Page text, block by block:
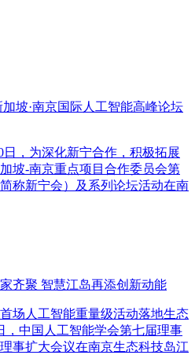
坡·南京国际人工智能高峰论坛
日，为深化新宁合作，积极拓展
坡-南京重点项目合作委员会第
称新宁会）及系列论坛活动在南
齐聚 智慧江岛再添创新动能
场人工智能重量级活动落地生态
，中国人工智能学会第七届理事
事扩大会议在南京生态科技岛江